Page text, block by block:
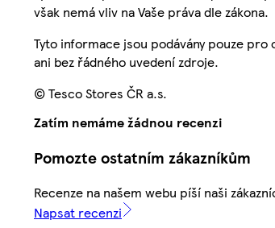
však nemá vliv na Vaše práva dle zákona.
Tyto informace jsou podávány pouze
ani bez řádného uvedení zdroje.
© Tesco Stores ČR a.s.
Zatím nemáme žádnou recenzi
Pomozte ostatním zákazníkům
Recenze na našem webu píší naši
Napsat recenzi